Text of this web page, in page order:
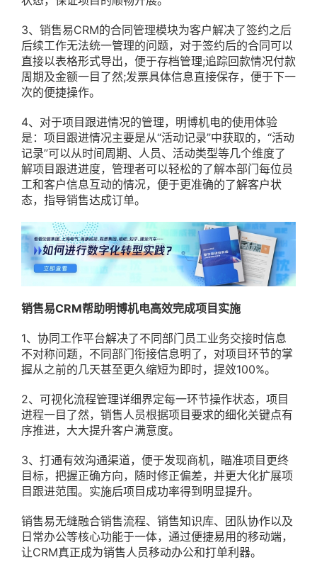
3、销售易CRM的合同管理模块为客户解决了签约之后
后续工作无法统一管理的问题，对于签约后的合同可以
直接以表格形式导出，便于存档管理;追踪回款情况付款
周期及金额一目了然;发票具体信息直接保存，便于下一
次的便捷操作。
4、对于项目跟进情况的管理，明博机电的使用体验
是：项目跟进情况主要是从“活动记录”中获取的，“活动
记录”可以从时间周期、人员、活动类型等几个维度了
解项目跟进进度，管理者可以轻松的了解本部门每位员
工和客户信息互动的情况，便于更准确的了解客户状
态，指导销售达成订单。
销售易CRM帮助明博机电高效完成项目实施
1、协同工作平台解决了不同部门员工业务交接时信息
不对称问题，不同部门衔接信息明了，对项目环节的掌
握从之前的几天甚至更久缩短为即时，提效100%。
2、可视化流程管理详细界定每一环节操作状态，项目
进程一目了然，销售人员根据项目要求的细化关键点有
序推进，大大提升客户满意度。
3、打通有效沟通渠道，便于发现商机，瞄准项目更终
目标，把握正确方向，随时修正偏差，并更大化扩展项
目跟进范围。实施后项目成功率得到明显提升。
销售易无缝融合销售流程、销售知识库、团队协作以及
日常办公等核心功能于一体，通过便捷易用的移动端，
让CRM真正成为销售人员移动办公和打单利器。